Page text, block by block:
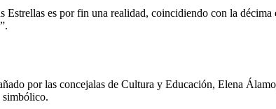
es por fin una realidad, coincidiendo con la
por las concejalas de Cultura y Educación, Elena
simbólico.